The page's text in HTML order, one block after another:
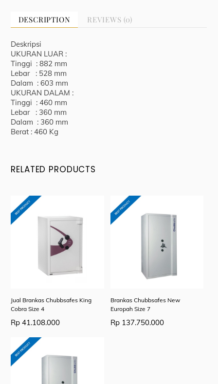
quantity
DESCRIPTION REVIEWS (0)
Deskripsi
UKURAN LUAR :
Tinggi : 882 mm
Lebar : 528 mm
Dalam : 603 mm
UKURAN DALAM :
Tinggi : 460 mm
Lebar : 360 mm
Dalam : 360 mm
Berat : 460 Kg
RELATED PRODUCTS
Jual Brankas Chubbsafes King
Cobra Size 4
Rp 41.108.000
Brankas Chubbsafes New
Europah Size 7
Rp137.750.000